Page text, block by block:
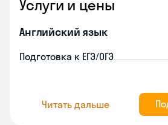
Услуги и цены
Английский язык
Подготовка к ЕГЭ/ОГЭ
Читать дальше